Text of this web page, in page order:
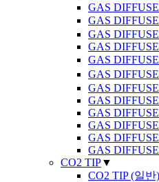
GAS
GAS
GAS
GAS
GAS
GAS
GAS
GAS
GAS
GAS
GAS
GAS
CO2 TIP▼
CO2 TIP (일반)